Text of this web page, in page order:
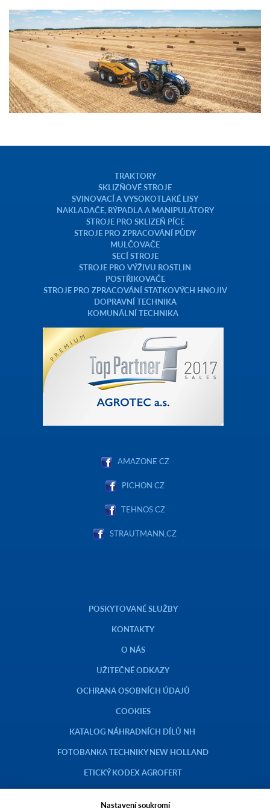
TRAKTORY
SKLIZŇOVÉ STROJE
SVINOVACÍ A VYSOKOTLAKÉ LISY
NAKLADAČE, RÝPADLA A MANIPULÁTORY
STROJE PRO SKLIZEŇ PÍCE
STROJE PRO ZPRACOVÁNÍ PŮDY
MULČOVAČE
SECÍ STROJE
STROJE PRO VÝŽIVU ROSTLIN
POSTŘIKOVAČE
STROJE PRO ZPRACOVÁNÍ STATKOVÝCH HNOJIV
DOPRAVNÍ TECHNIKA
KOMUNÁLNÍ TECHNIKA
AMAZONE CZ
PICHON CZ
TEHNOS CZ
STRAUTMANN.CZ
POSKYTOVANÉ SLUŽBY
KONTAKTY
O NÁS
UŽITEČNÉ ODKAZY
OCHRANA OSOBNÍCH ÚDAJŮ
COOKIES
KATALOG NÁHRADNÍCH DÍLŮ NH
FOTOBANKA TECHNIKY NEW HOLLAND
ETICKÝ KODEX AGROFERT
Nastavení soukromí